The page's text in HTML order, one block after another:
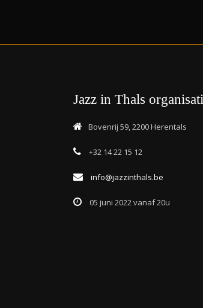
Jazz in Thals
Bovenrij 59, 2200 Herentals
+32 14 22 15 12
info@jazzinthals.be
05 juni 2022 vanaf 20u